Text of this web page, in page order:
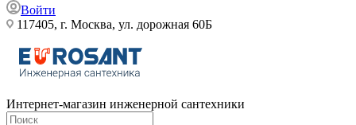
Войти
117405, г. Москва, ул. дорожная 60Б
Интернет-магазин инженерной сантехники